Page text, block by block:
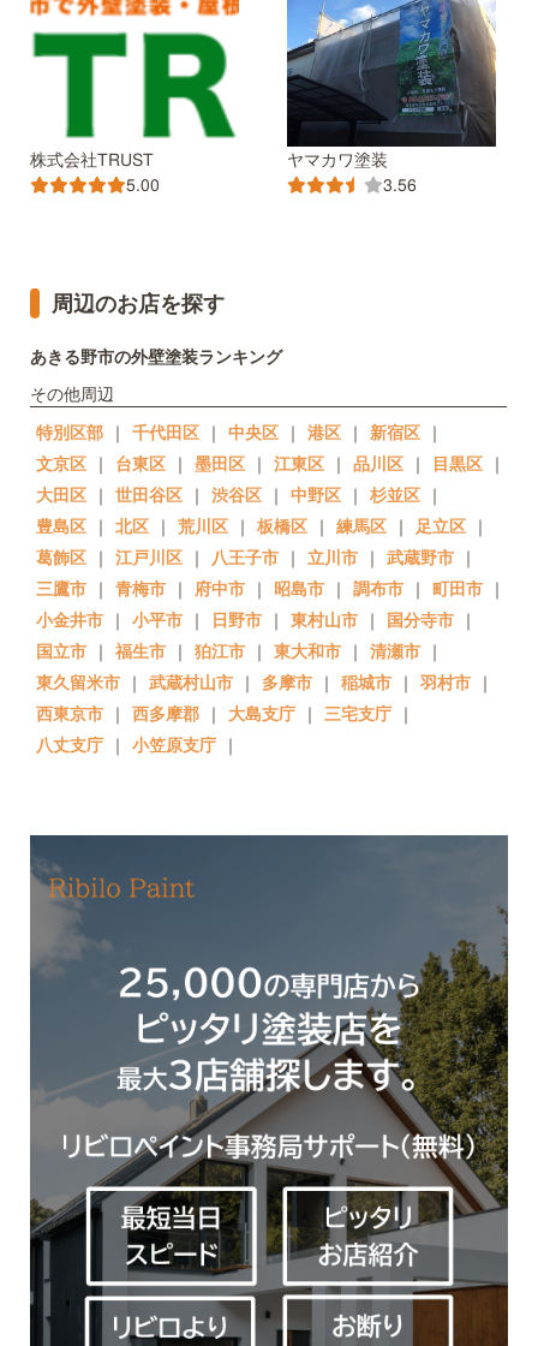
株式会社TRUST
5.00
ヤマカワ塗装
3.56
周辺のお店を探す
あきる野市の外壁塗装ランキング
その他周辺
特別区部 ｜ 千代田区 ｜ 中央区 ｜ 港区 ｜ 新宿区 ｜
文京区 ｜ 台東区 ｜ 墨田区 ｜ 江東区 ｜ 品川区 ｜ 目黒区 ｜
大田区 ｜ 世田谷区 ｜ 渋谷区 ｜ 中野区 ｜ 杉並区 ｜
豊島区 ｜ 北区 ｜ 荒川区 ｜ 板橋区 ｜ 練馬区 ｜ 足立区 ｜
葛飾区 ｜ 江戸川区 ｜ 八王子市 ｜ 立川市 ｜ 武蔵野市 ｜
三鷹市 ｜ 青梅市 ｜ 府中市 ｜ 昭島市 ｜ 調布市 ｜ 町田市 ｜
小金井市 ｜ 小平市 ｜ 日野市 ｜ 東村山市 ｜ 国分寺市 ｜
国立市 ｜ 福生市 ｜ 狛江市 ｜ 東大和市 ｜ 清瀬市 ｜
東久留米市 ｜ 武蔵村山市 ｜ 多摩市 ｜ 稲城市 ｜ 羽村市 ｜
西東京市 ｜ 西多摩郡 ｜ 大島支庁 ｜ 三宅支庁 ｜
八丈支庁 ｜ 小笠原支庁 ｜